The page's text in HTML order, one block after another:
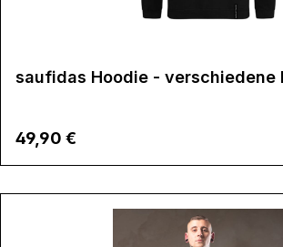
saufidas Hoodie - verschiedene
Regulärer Preis:
49,90 €